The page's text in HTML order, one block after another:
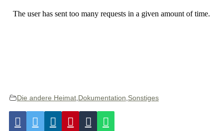
Die andere Heimat, Dokumentation Sonstiges